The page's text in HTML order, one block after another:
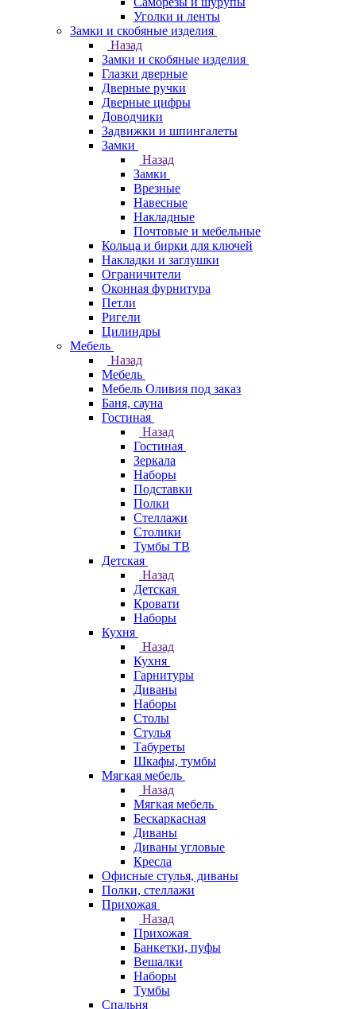
Уголки и ленты
Замки и скобяные изделия
Назад
Замки и скобяные изделия
Глазки дверные
Дверные ручки
Дверные цифры
Доводчики
Задвижки и шпингалеты
Замки
Назад
Замки
Врезные
Навесные
Накладные
Почтовые и мебельные
Кольца и бирки для ключей
Накладки и заглушки
Ограничители
Оконная фурнитура
Петли
Ригели
Цилиндры
Мебель
Назад
Мебель
Мебель Оливия под заказ
Баня, сауна
Гостиная
Назад
Гостиная
Зеркала
Наборы
Подставки
Полки
Стеллажи
Столики
Тумбы ТВ
Детская
Назад
Детская
Кровати
Наборы
Кухня
Назад
Кухня
Гарнитуры
Диваны
Наборы
Столы
Стулья
Табуреты
Шкафы, тумбы
Мягкая мебель
Назад
Мягкая мебель
Бескаркасная
Диваны
Диваны угловые
Кресла
Офисные стулья, диваны
Полки, стеллажи
Прихожая
Назад
Прихожая
Банкетки, пуфы
Вешалки
Наборы
Тумбы
Спальня